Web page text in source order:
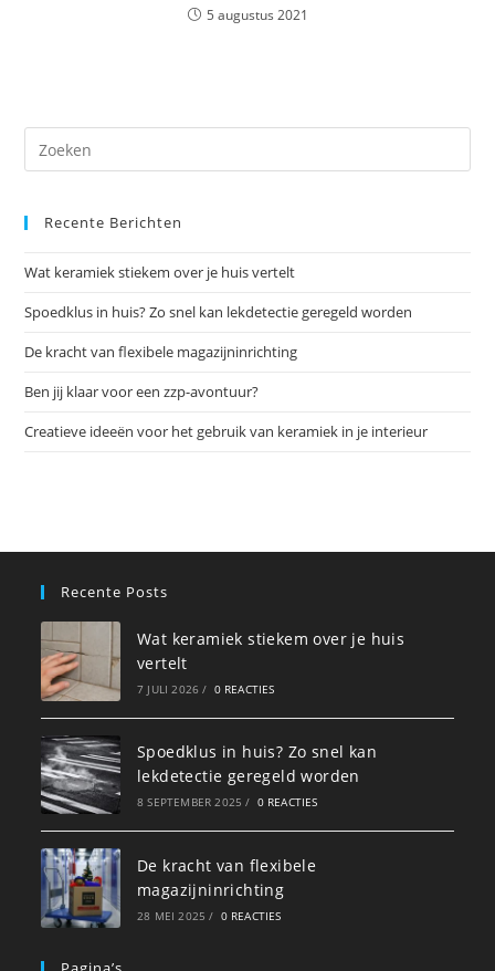
5 augustus 2021
op
Recente Berichten
Wat keramiek stiekem over je huis vertelt
Spoedklus in huis? Zo snel kan lekdetectie geregeld worden
De kracht van flexibele magazijninrichting
Ben jij klaar voor een zzp-avontuur?
Creatieve ideeën voor het gebruik van keramiek in je interieur
Recente Posts
Wat keramiek stiekem over je huis
vertelt
7 JULI 2026 / 0 REACTIES
Spoedklus in huis? Zo snel kan
lekdetectie geregeld worden
8 SEPTEMBER 2025 / 0 REACTIES
De kracht van flexibele
magazijninrichting
28 MEI 2025 / 0 REACTIES